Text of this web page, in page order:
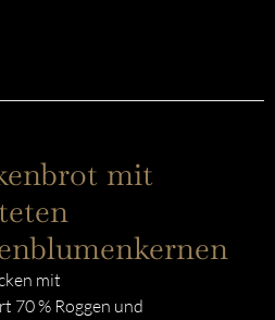
mit
mit
70 % Roggen und